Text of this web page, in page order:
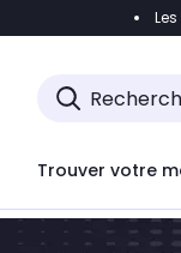
Accéder
Trouver votre